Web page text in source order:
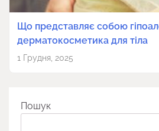
Що представляє собою
дерматокосметика для тіла
1 Грудня, 2025
Пошук